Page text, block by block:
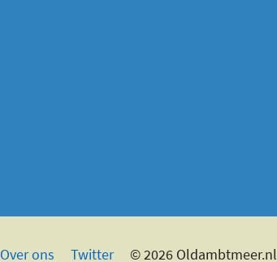
Over ons Twitter © 2026 Oldambtmeer.nl